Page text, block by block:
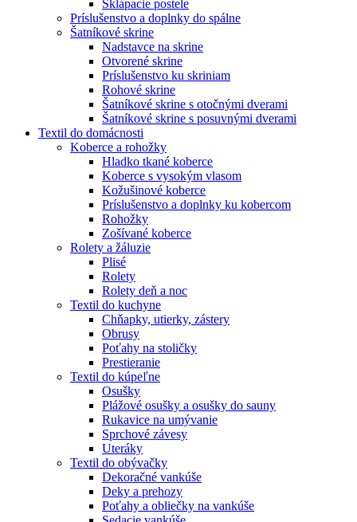
Sklápacie postele
Príslušenstvo a doplnky do spálne
Šatníkové skrine
Nadstavce na skrine
Otvorené skrine
Príslušenstvo ku skriniam
Rohové skrine
Šatníkové skrine s otočnými dverami
Šatníkové skrine s posuvnými dverami
Textil do domácnosti
Koberce a rohožky
Hladko tkané koberce
Koberce s vysokým vlasom
Kožušinové koberce
Príslušenstvo a doplnky ku kobercom
Rohožky
Zošívané koberce
Rolety a žáluzie
Plisé
Rolety
Rolety deň a noc
Textil do kuchyne
Chňapky, utierky, zástery
Obrusy
Poťahy na stoličky
Prestieranie
Textil do kúpeľne
Osušky
Plážové osušky a osušky do sauny
Rukavice na umývanie
Sprchové závesy
Uteráky
Textil do obývačky
Dekoračné vankúše
Deky a prehozy
Poťahy a obliečky na vankúše